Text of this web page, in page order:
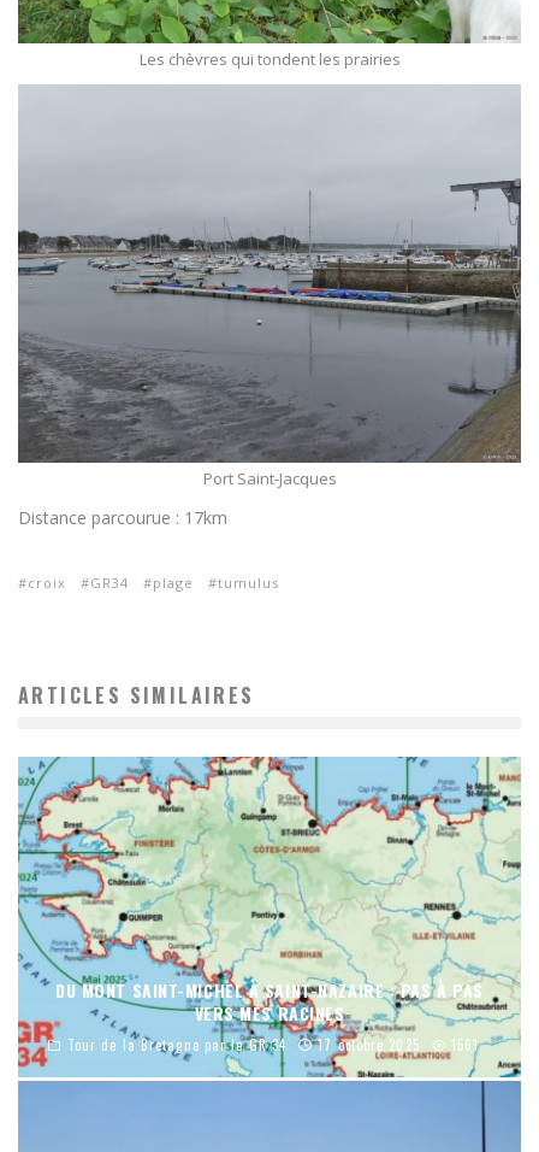
Les chèvres qui tondent les prairies
Port Saint-Jacques
Distance parcourue : 17km
croix GR34 plage tumulus
ARTICLES SIMILAIRES
DU MONT SAINT-MICHEL À SAINT-NAZAIRE : PAS À PAS
VERS MES RACINES
Tour de la Bretagne par le GR 34 17 octobre 2025 1561